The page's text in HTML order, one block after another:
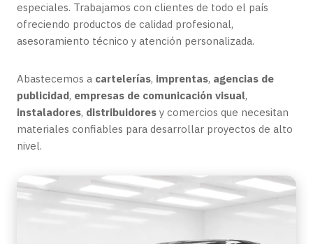
especiales. Trabajamos con clientes de todo el país
ofreciendo productos de calidad profesional,
asesoramiento técnico y atención personalizada.
Abastecemos a cartelerías, imprentas, agencias de
publicidad, empresas de comunicación visual,
instaladores, distribuidores y comercios que necesitan
materiales confiables para desarrollar proyectos de alto
nivel.